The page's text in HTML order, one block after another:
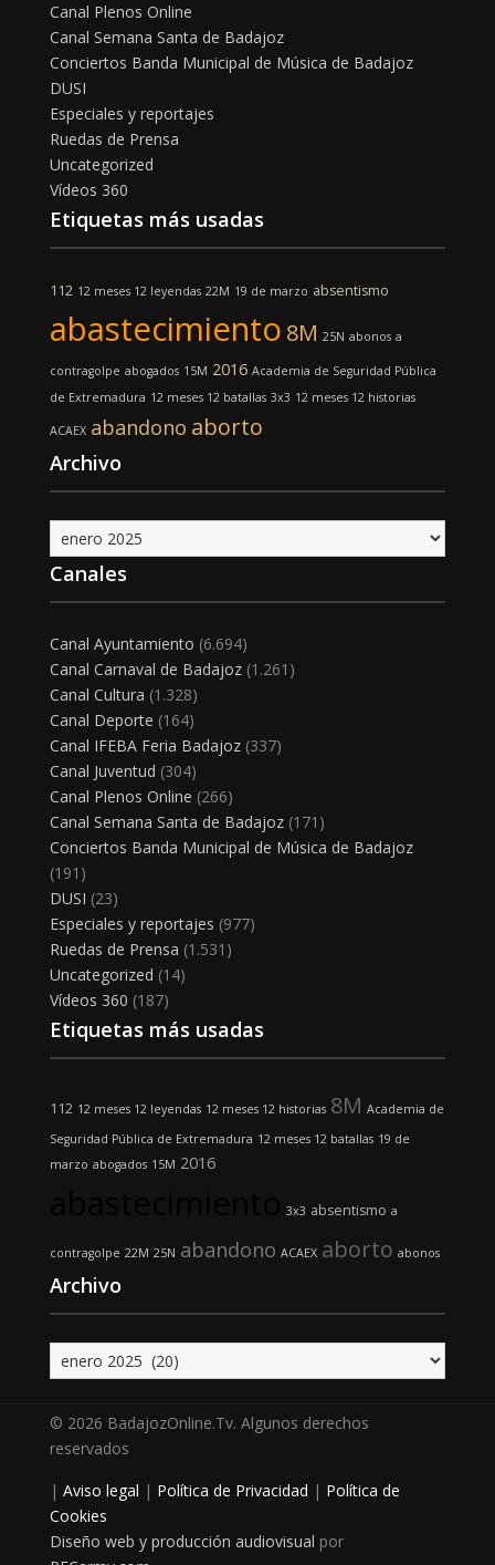
Canal Plenos Online
Canal Semana Santa de Badajoz
Conciertos Banda Municipal de Música de Badajoz
DUSI
Especiales y reportajes
Ruedas de Prensa
Uncategorized
Vídeos 360
Etiquetas más usadas
112 12 meses 12 leyendas 22M 19 de marzo absentismo
abastecimiento 8M 25N abonos a
contragolpe abogados 15M 2016 Academia de Seguridad Pública
de Extremadura 12 meses 12 batallas 3x3 12 meses 12 historias
ACAEX abandono aborto
Archivo
Archivo
Canales
Canal Ayuntamiento (6.694)
Canal Carnaval de Badajoz(1.261)
Canal Cultura (1.328)
Canal Deporte (164)
Canal IFEBA Feria Badajoz(337)
Canal Juventud (304)
Canal Plenos Online (266)
Canal Semana Santa de Badajoz(171)
Conciertos Banda Municipal de Música de Badajoz
(191)
DUSI (23)
Especiales y reportajes (977)
Ruedas de Prensa (1.531)
Uncategorized (14)
Vídeos 360 (187)
Etiquetas más usadas
112 12 meses 12 leyendas 12 meses 12 historias 8M Academia de
Seguridad Pública de Extremadura 12 meses 12 batallas 19 de
marzo abogados 15M 2016
3x3 absentismo a
contragolpe 22M 25N abandono ACAEX aborto abonos
Archivo
Archivo
© 2026 BadajozOnline.Tv. Algunos derechos
reservados
| Aviso legal | Política de Privacidad | Política de
Cookies
Diseño web y producción audiovisual por